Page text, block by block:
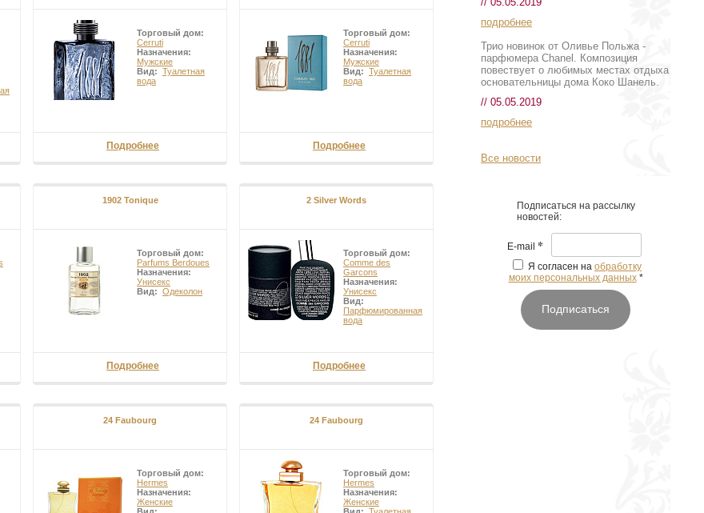
Торговый дом:
Cerruti
Назначения:
Мужские
Вид: Туалетная
вода
Подробнее
Торговый дом:
Cerruti
Назначения:
Мужские
Вид: Туалетная
вода
Подробнее
1902 Tonique
Торговый дом:
Parfums Berdoues
Назначения:
Унисекс
Вид: Одеколон
Подробнее
2 Silver Words
Торговый дом:
Comme des
Garcons
Назначения:
Унисекс
Вид:
Парфюмированная
вода
Подробнее
24 Faubourg
Торговый дом:
Hermes
Назначения:
Женские
24 Faubourg
Торговый дом:
Hermes
Назначения:
Женские
подробнее
Трио новинок от Оливье Польжа -
парфюмера Chanel. Композиция
повествует о любимых местах отдыха
основательницы дома Коко Шанель.
// 05.05.2019
подробнее
Все новости
Подписаться на рассылку
новостей:
E-mail *
Я согласен на обработку
моих персональных данных *
Подписаться